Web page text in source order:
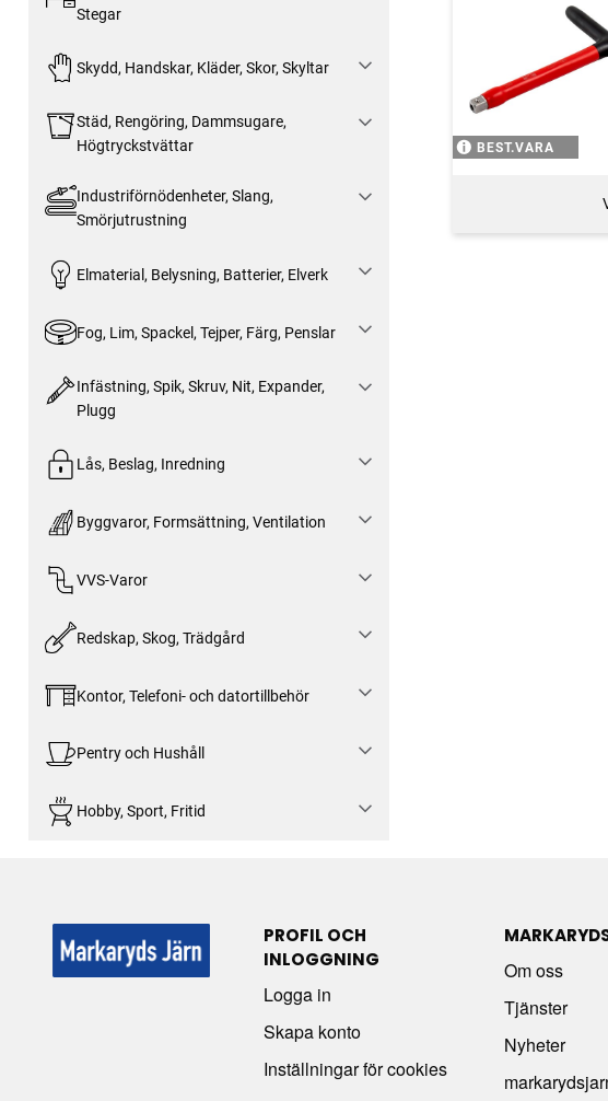
Stegar
Skydd, Handskar, Kläder, Skor, Skyltar
Städ, Rengöring, Dammsugare,
Högtryckstvättar
Industriförnödenheter, Slang,
Smörjutrustning
Elmaterial, Belysning, Batterier, Elverk
Fog, Lim, Spackel, Tejper, Färg, Penslar
Infästning, Spik, Skruv, Nit, Expander,
Plugg
Lås, Beslag, Inredning
Byggvaror, Formsättning, Ventilation
VVS-Varor
Redskap, Skog, Trädgård
Kontor, Telefoni- och datortillbehör
Pentry och Hushåll
Hobby, Sport, Fritid
BEST.VARA
PROFIL OCH
INLOGGNING
Logga in
Skapa konto
Inställningar för cookies
Om oss
Tjänster
Nyheter